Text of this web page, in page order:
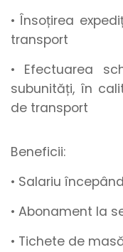
• Însoțirea
transport
• Efectuarea
subunități, în
de transport
Beneficii:
• Salariu
• Abonament la
• Tichete de